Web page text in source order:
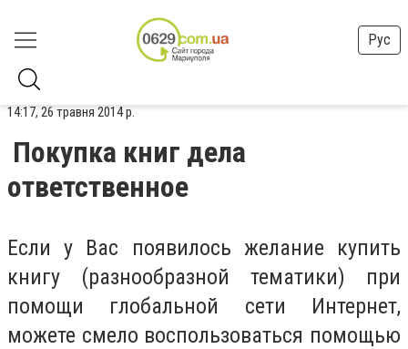
Рус
14:17, 26 травня 2014 р.
Покупка книг дела
ответственное
Если у Вас появилось желание купить
книгу (разнообразной тематики) при
помощи глобальной сети Интернет,
можете смело воспользоваться помощью